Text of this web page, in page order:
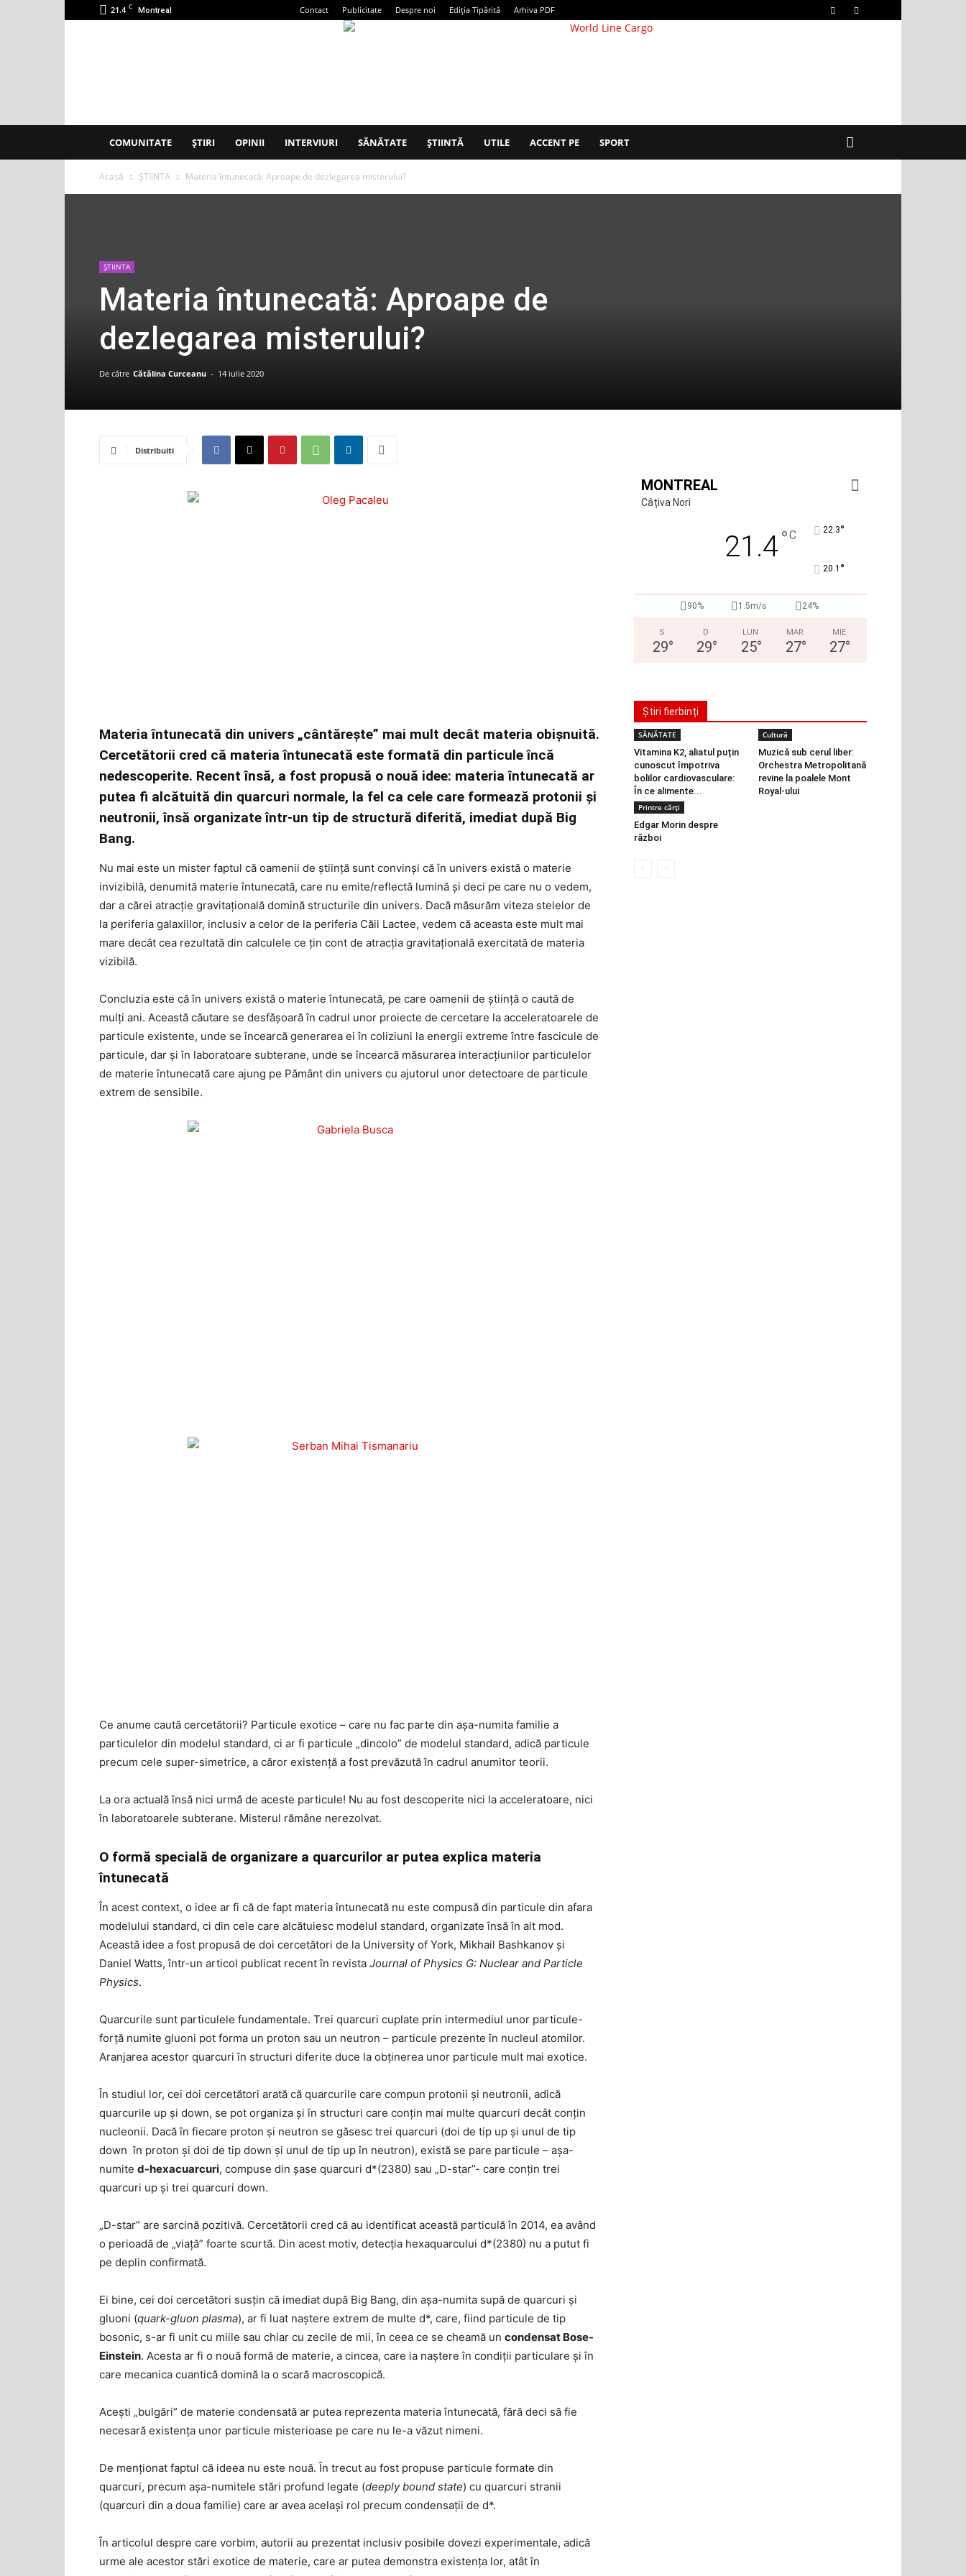
21.4 C Montreal Contact Publicitate Despre noi Ediția Tipărită Arhiva PDF
COMUNITATE ȘTIRI OPINII INTERVIURI SĂNĂTATE ȘTIINTĂ UTILE ACCENT PE SPORT
Acasă ȘTIINTA Materia întunecată: Aproape de dezlegarea misterului?
ȘTIINTA
Materia întunecată: Aproape de
dezlegarea misterului?
De către Cătălina Curceanu - 14 iulie 2020
Distribuiti
Materia întunecată din univers „cântăreşte” mai mult decât materia obișnuită.
Cercetătorii cred că materia întunecată este formată din particule încă
nedescoperite. Recent însă, a fost propusă o nouă idee: materia întunecată ar
putea fi alcătuită din quarcuri normale, la fel ca cele care formează protonii și
neutronii, însă organizate într-un tip de structură diferită, imediat după Big
Bang.
Nu mai este un mister faptul că oamenii de ştiinţă sunt convinşi că în univers există o materie
invizibilă, denumită materie întunecată, care nu emite/reflectă lumină şi deci pe care nu o vedem,
dar a cărei atracţie gravitaţională domină structurile din univers. Dacă măsurăm viteza stelelor de
la periferia galaxiilor, inclusiv a celor de la periferia Căii Lactee, vedem că aceasta este mult mai
mare decât cea rezultată din calculele ce țin cont de atracţia gravitaţională exercitată de materia
vizibilă.
Concluzia este că în univers există o materie întunecată, pe care oamenii de știință o caută de
mulţi ani. Această căutare se desfășoară în cadrul unor proiecte de cercetare la acceleratoarele de
particule existente, unde se încearcă generarea ei în coliziuni la energii extreme între fascicule de
particule, dar şi în laboratoare subterane, unde se încearcă măsurarea interacţiunilor particulelor
de materie întunecată care ajung pe Pământ din univers cu ajutorul unor detectoare de particule
extrem de sensibile.
Ce anume caută cercetătorii? Particule exotice – care nu fac parte din aşa-numita familie a
particulelor din modelul standard, ci ar fi particule „dincolo” de modelul standard, adică particule
precum cele super-simetrice, a căror existenţă a fost prevăzută în cadrul anumitor teorii.
La ora actuală însă nici urmă de aceste particule! Nu au fost descoperite nici la acceleratoare, nici
în laboratoarele subterane. Misterul rămâne nerezolvat.
O formă specială de organizare a quarcurilor ar putea explica materia
întunecată
În acest context, o idee ar fi că de fapt materia întunecată nu este compusă din particule din afara
modelului standard, ci din cele care alcătuiesc modelul standard, organizate însă în alt mod.
Această idee a fost propusă de doi cercetători de la University of York, Mikhail Bashkanov şi
Daniel Watts, într-un articol publicat recent în revista Journal of Physics G: Nuclear and Particle
Physics.
Quarcurile sunt particulele fundamentale. Trei quarcuri cuplate prin intermediul unor particule-
forță numite gluoni pot forma un proton sau un neutron – particule prezente în nucleul atomilor.
Aranjarea acestor quarcuri în structuri diferite duce la obţinerea unor particule mult mai exotice.
În studiul lor, cei doi cercetători arată că quarcurile care compun protonii şi neutronii, adică
quarcurile up şi down, se pot organiza şi în structuri care conţin mai multe quarcuri decât conțin
nucleonii. Dacă în fiecare proton şi neutron se găsesc trei quarcuri (doi de tip up şi unul de tip
down în proton și doi de tip down şi unul de tip up în neutron), există se pare particule – aşa-
numite d-hexacuarcuri, compuse din şase quarcuri d*(2380) sau „D-star”- care conţin trei
quarcuri up şi trei quarcuri down.
„D-star” are sarcină pozitivă. Cercetătorii cred că au identificat această particulă în 2014, ea având
o perioadă de „viață” foarte scurtă. Din acest motiv, detecția hexaquarcului d*(2380) nu a putut fi
pe deplin confirmată.
Ei bine, cei doi cercetători susţin că imediat după Big Bang, din aşa-numita supă de quarcuri şi
gluoni (quark-gluon plasma), ar fi luat naştere extrem de multe d*, care, fiind particule de tip
bosonic, s-ar fi unit cu miile sau chiar cu zecile de mii, în ceea ce se cheamă un condensat Bose-
Einstein. Acesta ar fi o nouă formă de materie, a cincea, care ia naştere în condiţii particulare și în
care mecanica cuantică domină la o scară macroscopică.
Aceşti „bulgări” de materie condensată ar putea reprezenta materia întunecată, fără deci să fie
necesară existenţa unor particule misterioase pe care nu le-a văzut nimeni.
De menţionat faptul că ideea nu este nouă. În trecut au fost propuse particule formate din
quarcuri, precum aşa-numitele stări profund legate (deeply bound state) cu quarcuri stranii
(quarcuri din a doua familie) care ar avea acelaşi rol precum condensaţii de d*.
În articolul despre care vorbim, autorii au prezentat inclusiv posibile dovezi experimentale, adică
urme ale acestor stări exotice de materie, care ar putea demonstra existenţa lor, atât în
MONTREAL
Câțiva Nori
21.4°C 22.3°
20.1 °
90% 1.5m/s 24%
S
29°
D
29°
LUN
25°
MAR
27°
MIE
27°
Știri fierbinți
SĂNĂTATE
Vitamina K2, aliatul puțin
cunoscut împotriva
bolilor cardiovasculare:
În ce alimente...
Cultură
Muzică sub cerul liber:
Orchestra Metropolitană
revine la poalele Mont
Royal-ului
Printre cărți
Edgar Morin despre
război